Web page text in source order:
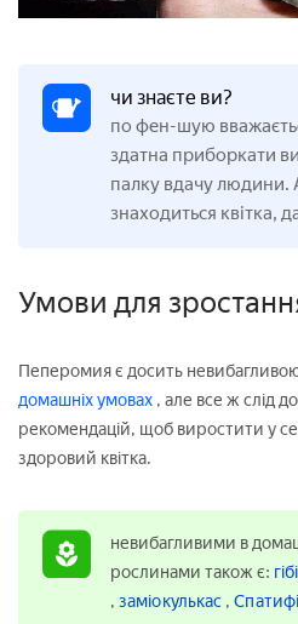
чи знаєте ви?
по фен-шую
здатна приборкати
палку вдачу людини.
знаходиться квітка,
Умови для
Пеперомия є досить
домашніх умовах , але все ж слід
рекомендацій, щоб виростити у
здоровий квітка.
невибагливими в
рослинами також є:
, заміокулькас ,